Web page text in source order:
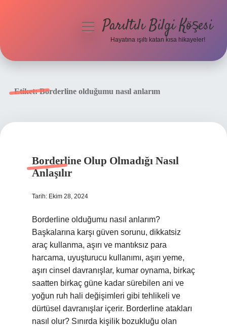
menüyüParıltılı Bilgi Köşesi
Hayatına ışıltı katan kısa hikayeler!
Etiket:Borderline olduğumu nasıl anlarım
Borderline Olup Olmadığı Nasıl
Anlaşılır
Tarih: Ekim 28, 2024
Borderline olduğumu nasıl anlarım?
Başkalarına karşı güven sorunu, dikkatsiz
araç kullanma, aşırı ve mantıksız para
harcama, uyuşturucu kullanımı, aşırı yeme,
aşırı cinsel davranışlar, kumar oynama, birkaç
saatten birkaç güne kadar sürebilen ani ve
yoğun ruh hali değişimleri gibi tehlikeli ve
dürtüsel davranışlar içerir. Borderline atakları
nasıl olur? Sınırda kişilik bozukluğu olan